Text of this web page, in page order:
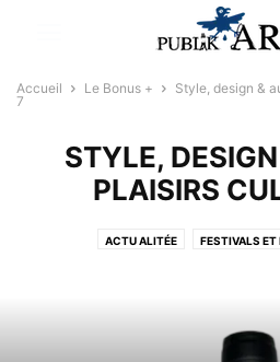
Accueil Le Bonus + Style, design &
7
STYLE,
PLAISIRS
ACTU ALITÉE FESTIVALS ET